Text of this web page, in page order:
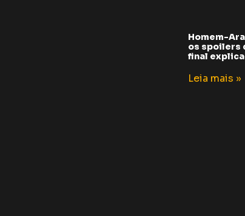
Homem-
os spoilers
final
Leia mais »